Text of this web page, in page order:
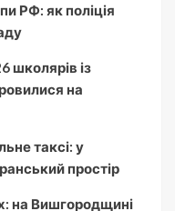
РФ: як поліція
школярів із
на
таксі: у
простір
на Вишгородщині